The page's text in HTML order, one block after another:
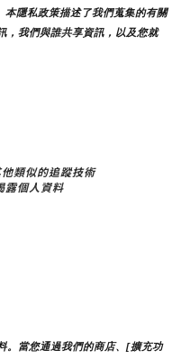
本隱私政策描述了我們蒐集的有關
，我們與誰共享資訊，以及您就
類似的追蹤技術
露個人資料
。當您通過我們的商店、[擴充功